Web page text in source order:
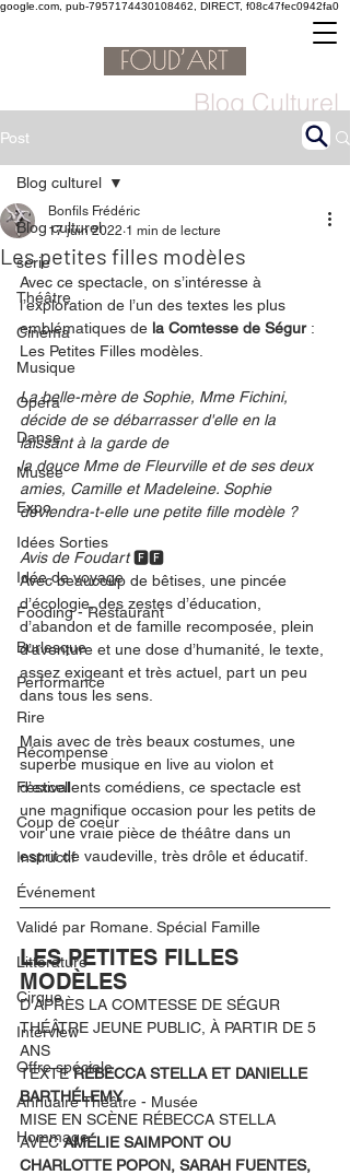
google.com, pub-7957174430108462, DIRECT, f08c47fec0942fa0
Blog Culturel
Post
Blog culturel
serie
Théâtre
Cinéma
Musique
Opéra
Danse
Musée
Expo
Idées Sorties
Idée de voyage
Fooding - Restaurant
Burlesque
Performance
Rire
Récompense
Festival
Coup de coeur
Instructif
Événement
Validé par Romane. Spécial Famille
Littérature
Cirque
Interview
Offre spéciale
Annuaire Théâtre - Musée
Hommage
Blog culturel
Les petites filles modèles
Bonfils Frédéric
17 juin 2022 1 min de lecture
Avec ce spectacle, on s’intéresse à
l’exploration de l’un des textes les plus
emblématiques de la Comtesse de Ségur :
Les Petites Filles modèles.
La belle-mère de Sophie, Mme Fichini,
décide de se débarrasser d'elle en la
laissant à la garde de
la douce Mme de Fleurville et de ses deux
amies, Camille et Madeleine. Sophie
deviendra-t-elle une petite fille modèle ?
Avis de Foudart 🅵🅵
Avec beaucoup de bêtises, une pincée
d’écologie, des zestes d’éducation,
d’abandon et de famille recomposée, plein
d’aventure et une dose d’humanité, le texte,
assez exigeant et très actuel, part un peu
dans tous les sens.
Mais avec de très beaux costumes, une
superbe musique en live au violon et
d’excellents comédiens, ce spectacle est
une magnifique occasion pour les petits de
voir une vraie pièce de théâtre dans un
esprit de vaudeville, très drôle et éducatif.
LES PETITES FILLES
MODÈLES
D'APRÈS LA COMTESSE DE SÉGUR
THÉÂTRE JEUNE PUBLIC, À PARTIR DE 5
ANS
TEXTE RÉBECCA STELLA ET DANIELLE
BARTHÉLEMY
MISE EN SCÈNE RÉBECCA STELLA
AVEC AMÉLIE SAIMPONT OU
CHARLOTTE POPON, SARAH FUENTES,